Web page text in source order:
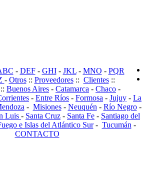
- DEF- GHI- JKL- MNO - PQR
- Otros:: Proveedores:: Clientes::
:: Buenos Aires - Catamarca - Chaco -
- Entre Ríos - Formosa - Jujuy - La
- Misiones- Neuquén - Río Negro-
Luis - Santa Cruz - Santa Fe - Santiago del
e Islas del Atlántico Sur- Tucumán -
CONTACTO